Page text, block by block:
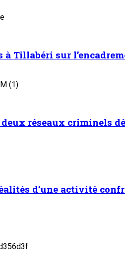
Tillabéri sur
réseaux criminels
d’une activité